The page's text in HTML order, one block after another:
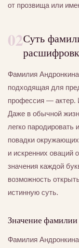
от прозвища или
02Суть
Фамилия
подходящая для
профессия — актер.
Даже в обычной
легко пародировать
повадки
и искренних
значения каждой
возможность
истинную суть.
Значение
Фамилия